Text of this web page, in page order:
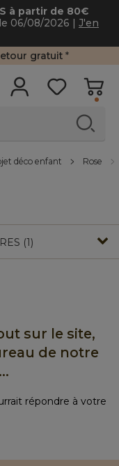
à partir de 80
06/08/2026 | J'en
gratuit *
déco enfant Rose
(1)
sur le site,
de notre
répondre à votre